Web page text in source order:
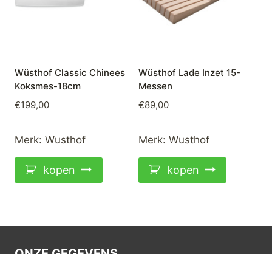
Wüsthof Classic Chinees
Koksmes-18cm
€199,00
Merk: Wusthof
kopen
Wüsthof Lade Inzet 15-
Messen
€89,00
Merk: Wusthof
kopen